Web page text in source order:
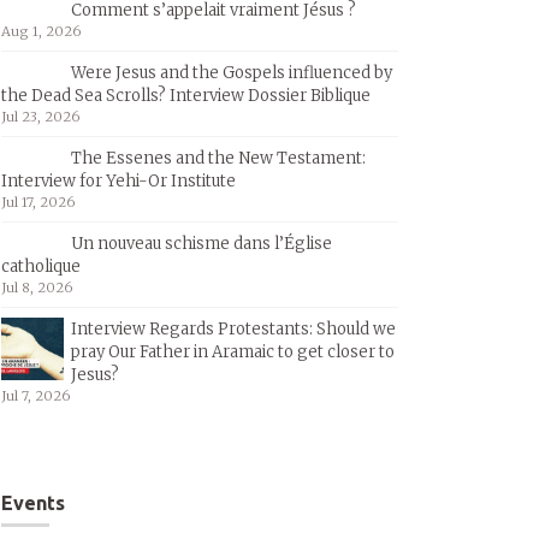
Comment s’appelait vraiment Jésus ?
Aug 1, 2026
Were Jesus and the Gospels influenced by
the Dead Sea Scrolls? Interview Dossier Biblique
Jul 23, 2026
The Essenes and the New Testament:
Interview for Yehi-Or Institute
Jul 17, 2026
Un nouveau schisme dans l’Église
catholique
Jul 8, 2026
Interview Regards Protestants: Should we
pray Our Father in Aramaic to get closer to
Jesus?
Jul 7, 2026
Events